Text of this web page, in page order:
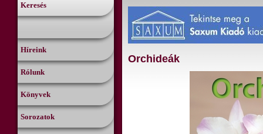
Keresés
Híreink
Rólunk
Könyvek
Sorozatok
Orchideák